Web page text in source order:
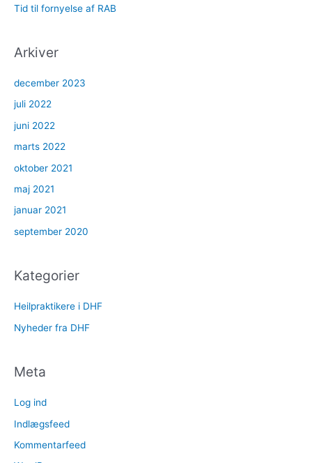
Tid til fornyelse af RAB
Arkiver
december 2023
juli 2022
juni 2022
marts 2022
oktober 2021
maj 2021
januar 2021
september 2020
Kategorier
Heilpraktikere i DHF
Nyheder fra DHF
Meta
Log ind
Indlægsfeed
Kommentarfeed